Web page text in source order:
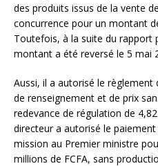
des produits issus de la vente
concurrence pour un montant
Toutefois, à la suite du rapport
montant a été reversé le 5 mai
Aussi, il a autorisé le
de renseignement et de prix
redevance de régulation de
directeur a autorisé le
mission au Premier ministre
millions de FCFA, sans